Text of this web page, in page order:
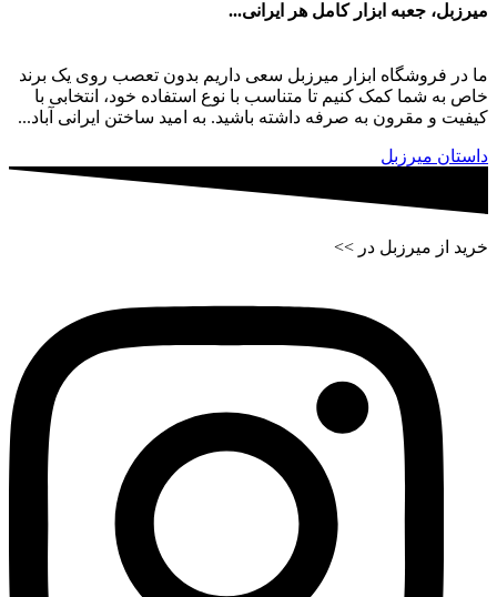
میرزبل، جعبه ابزار کامل هر ایرانی...
ما در فروشگاه ابزار میرزبل سعی داریم بدون تعصب روی یک برند
خاص به شما کمک کنیم تا متناسب با نوع استفاده خود، انتخابی با
کیفیت و مقرون به صرفه داشته باشید. به امید ساختن ایرانی آباد...
داستان میرزبل
خرید از میرزبل در >>